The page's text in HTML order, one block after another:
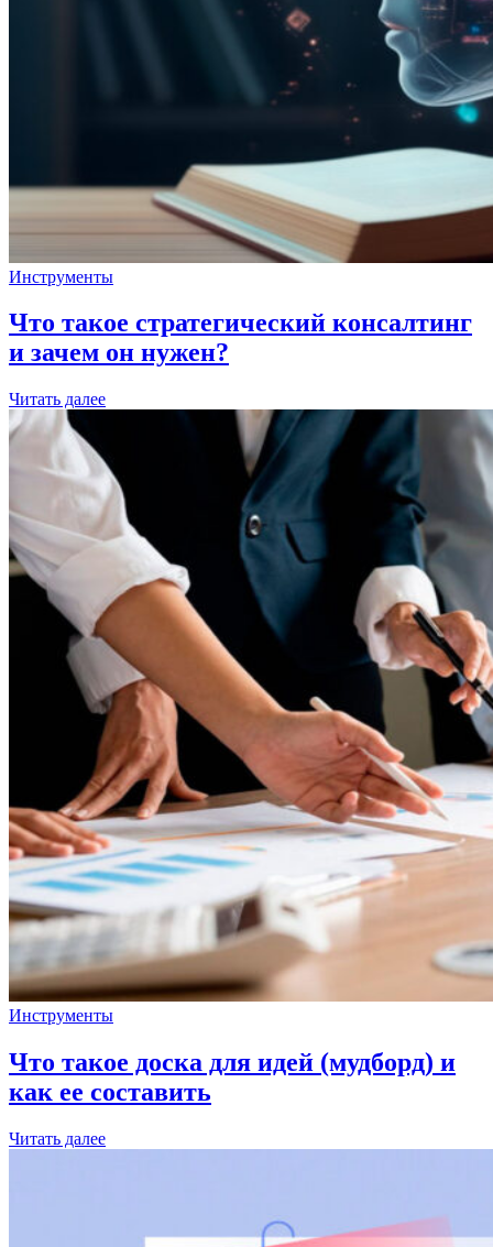
Инструменты
Что такое стратегический консалтинг
и зачем он нужен?
Читать далее
Инструменты
Что такое доска для идей (мудборд) и
как ее составить
Читать далее